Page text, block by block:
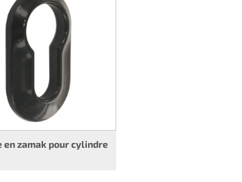
en zamak pour cylindre